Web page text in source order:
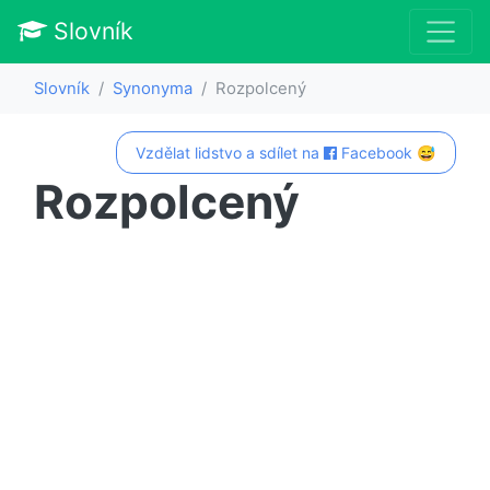
Slovník
Slovník Synonyma Rozpolcený
Vzdělat lidstvo a sdílet na Facebook 😅
Rozpolcený